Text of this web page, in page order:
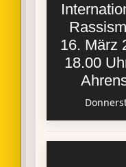
16. März
18.00